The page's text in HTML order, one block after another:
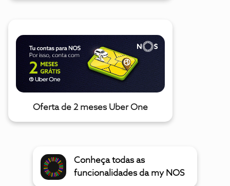
Oferta de 2 meses Uber One
Conheça todas as
funcionalidades da my NOS